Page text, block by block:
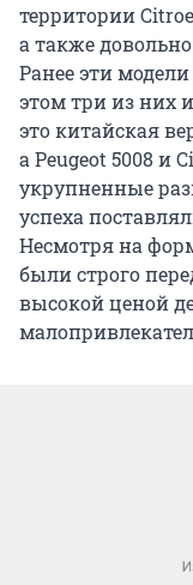
территории
а также
Ранее эти
этом три из них
это китайская
а Peugeot 5008 и
укрупненные
успеха
Несмотря на
были строго
высокой ценой